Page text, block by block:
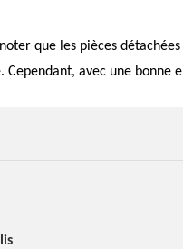
que les pièces
Cependant, avec une